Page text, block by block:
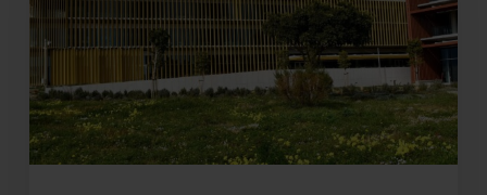
millones,
un
8,5
%
más,
en